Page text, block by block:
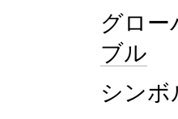
グロ
ブル
シンボ